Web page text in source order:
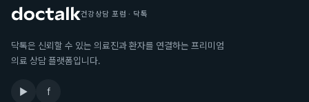
건강상담 포럼 · 닥톡
닥톡은 신뢰할 수 있는 의료진과 환자를 연결하는 프리미엄
의료 상담 플랫폼입니다.
▶ f